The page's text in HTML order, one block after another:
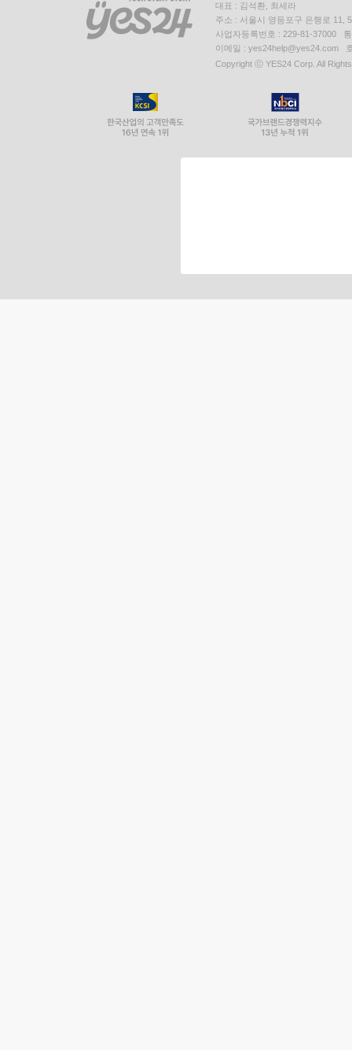
대표 : 김석환, 최세라
주소 : 서울시 영등포구 은행로 11,
사업자등록번호 : 229-81-37000
이메일 : yes24help@yes24.com
Copyright ⓒ YES24 Corp. All